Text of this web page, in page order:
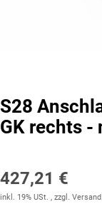
S28
GK rechts -
427,21 €
inkl. 19% USt. , zzgl. Versand